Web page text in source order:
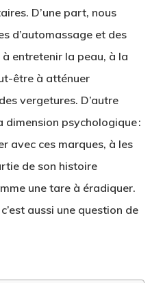
D’une part, nous
d’automassageet des
entretenir la peau, à la
être à atténuer
vergetures. D’autre
psychologique :
avec ces marques, à les
de son histoire
une tare à éradiquer.
aussi une question de